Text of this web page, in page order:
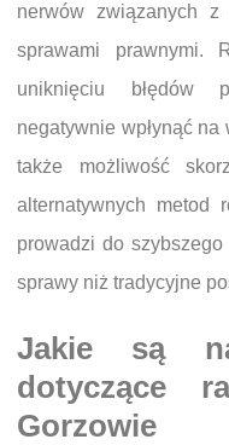
nerwów związanych z
sprawami prawnymi.
uniknięciu błędów
negatywnie wpłynąć
także możliwość
alternatywnych metod
prowadzi do
sprawy niż tradycyjne
Jakie są
dotyczące
Gorzowie